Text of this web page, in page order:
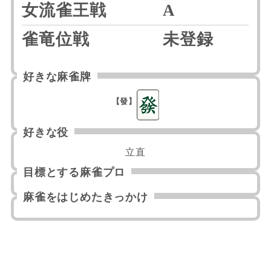
女流雀王戦
A
雀竜位戦
未登録
好きな麻雀牌
【發】
好きな役
立直
目標とする麻雀プロ
麻雀をはじめたきっかけ